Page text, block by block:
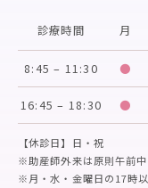
【休診日】日・祝
※助産師外来は原則午前中
※月・水・金曜日の17時
診療時間 月
8:45 – 11:30 ●
16:45 – 18:30 ●